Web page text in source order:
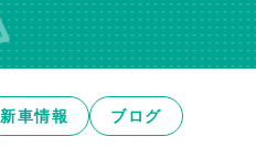
新車情報 ブログ